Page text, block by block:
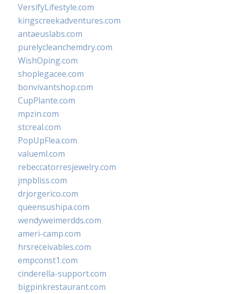
VersifyLifestyle.com
kingscreekadventures.com
antaeuslabs.com
purelycleanchemdry.com
WishOping.com
shoplegacee.com
bonvivantshop.com
CupPlante.com
mpzin.com
stcreal.com
PopUpFlea.com
valueml.com
rebeccatorresjewelry.com
jmpbliss.com
drjorgerico.com
queensushipa.com
wendyweimerdds.com
ameri-camp.com
hrsreceivables.com
empconst1.com
cinderella-support.com
bigpinkrestaurant.com